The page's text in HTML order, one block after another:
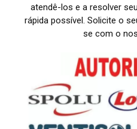
atendê-los e a resolver
rápida possível. Solicite o
se com o